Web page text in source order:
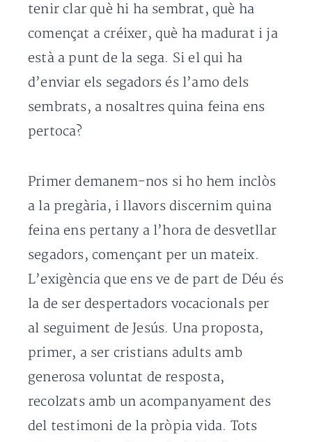
tenir clar què hi ha sembrat, què ha
començat a créixer, què ha madurat i ja
està a punt de la sega. Si el qui ha
d’enviar els segadors és l’amo dels
sembrats, a nosaltres quina feina ens
pertoca?
Primer demanem-nos si ho hem inclòs
a la pregària, i llavors discernim quina
feina ens pertany a l’hora de desvetllar
segadors, començant per un mateix.
L’exigència que ens ve de part de Déu és
la de ser despertadors vocacionals per
al seguiment de Jesús. Una proposta,
primer, a ser cristians adults amb
generosa voluntat de resposta,
recolzats amb un acompanyament des
del testimoni de la pròpia vida. Tots